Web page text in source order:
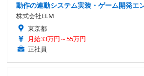
動作の連動システム実装・ゲーム開発エ
株式会社ELM
東京都
月給33万円～55万円
正社員